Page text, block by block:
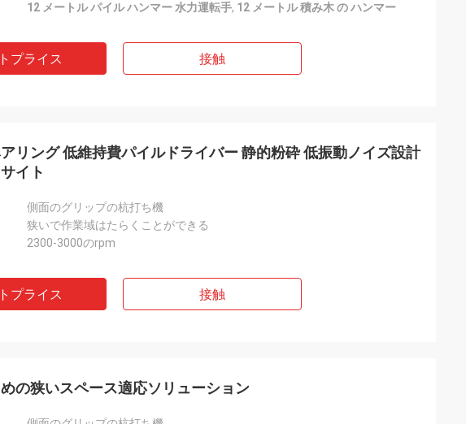
12 メートル パイル ハンマー 水力運転手, 12 メートル 積み木 の ハンマー
プライス 接触
リング 低維持費パイルドライバー 静的粉砕 低振動ノイズ設計
イト
側面のグリップの杭打ち機
狭いで作業域はたらくことができる
2300-3000のrpm
プライス 接触
の狭いスペース適応ソリューション